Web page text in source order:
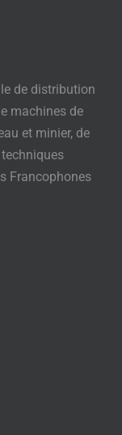
de distribution
machines de
et minier, de
Francophones